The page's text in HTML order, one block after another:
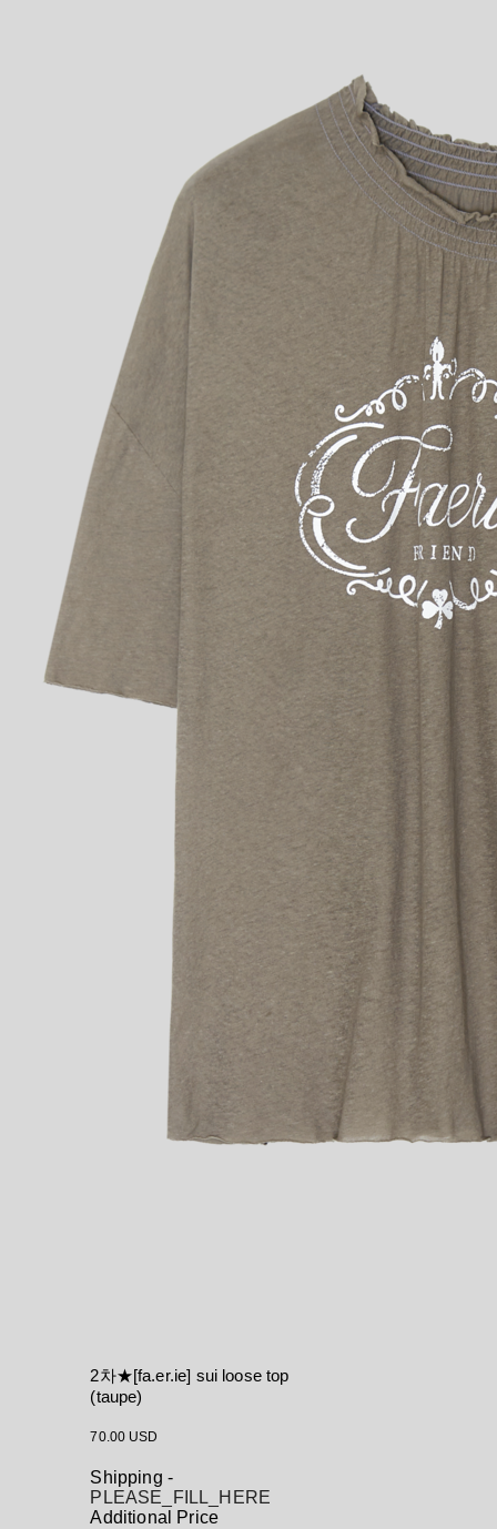
2차★[fa.er.ie] sui loose top
(taupe)
70.00 USD
Shipping -
PLEASE_FILL_HERE
Additional Price